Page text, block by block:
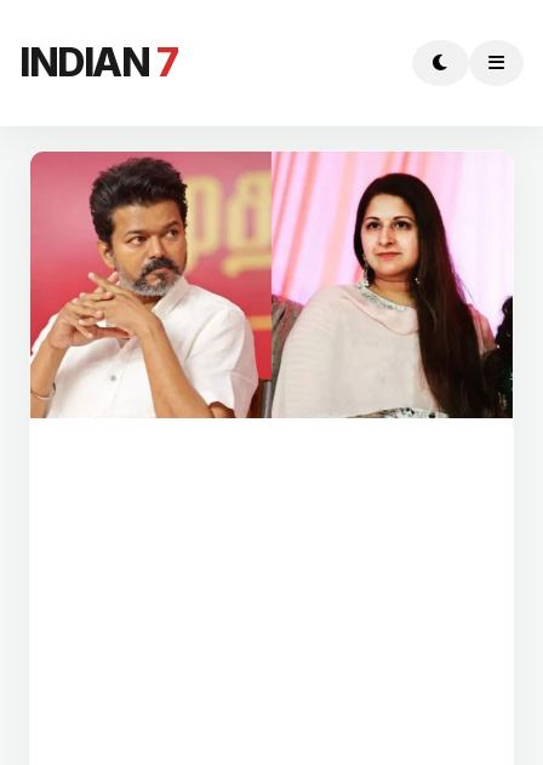
INDIAN7